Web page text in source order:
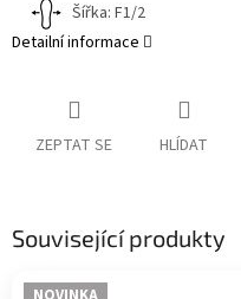
Šířka: F1/2
Detailní informace
ZEPTAT SE HLÍDAT
Související produkty